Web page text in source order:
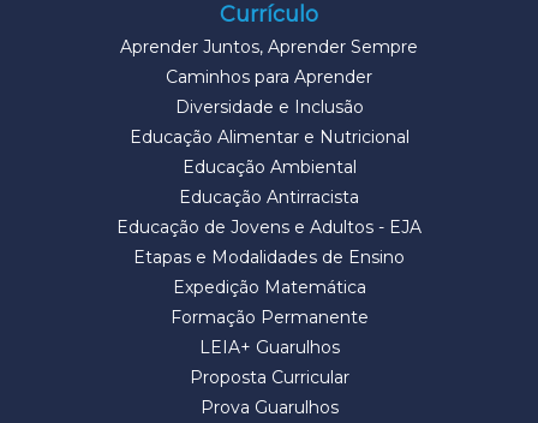
Currículo
Aprender Juntos, Aprender Sempre
Caminhos para Aprender
Diversidade e Inclusão
Educação Alimentar e Nutricional
Educação Ambiental
Educação Antirracista
Educação de Jovens e Adultos - EJA
Etapas e Modalidades de Ensino
Expedição Matemática
Formação Permanente
LEIA+ Guarulhos
Proposta Curricular
Prova Guarulhos